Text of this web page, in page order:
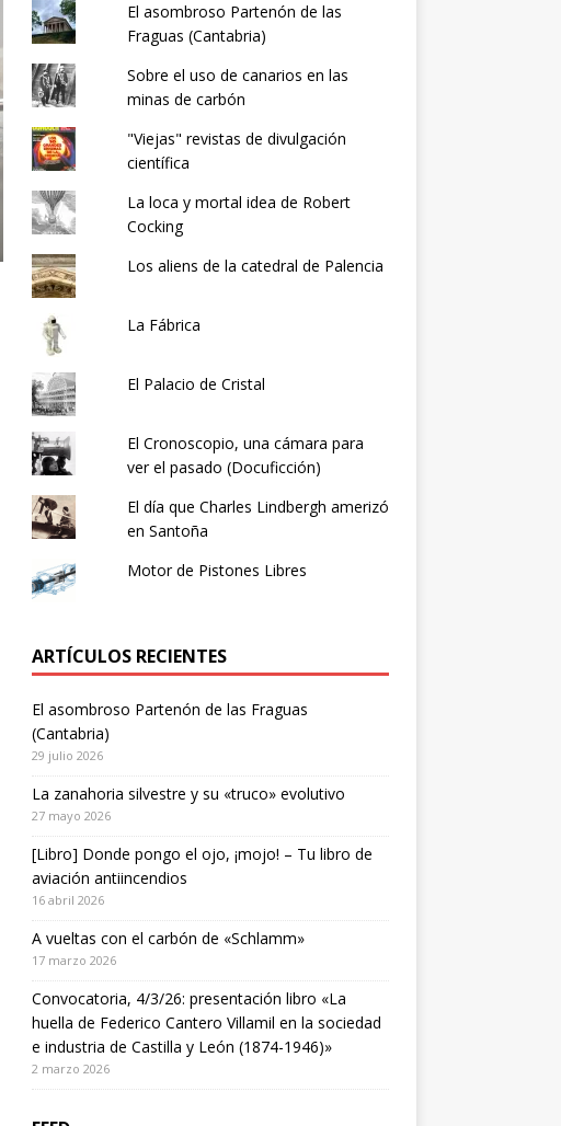
El asombroso Partenón de las
Fraguas (Cantabria)
Sobre el uso de canarios en las
minas de carbón
"Viejas" revistas de divulgación
científica
La loca y mortal idea de Robert
Cocking
Los aliens de la catedral de Palencia
La Fábrica
El Palacio de Cristal
El Cronoscopio, una cámara para
ver el pasado (Docuficción)
El día que Charles Lindbergh amerizó
en Santoña
Motor de Pistones Libres
ARTÍCULOS RECIENTES
El asombroso Partenón de las Fraguas
(Cantabria)
29 julio 2026
La zanahoria silvestre y su «truco» evolutivo
27 mayo 2026
[Libro] Donde pongo el ojo, ¡mojo! – Tu libro de
aviación antiincendios
16 abril 2026
A vueltas con el carbón de «Schlamm»
17 marzo 2026
Convocatoria, 4/3/26: presentación libro «La
huella de Federico Cantero Villamil en la sociedad
e industria de Castilla y León (1874-1946)»
2 marzo 2026